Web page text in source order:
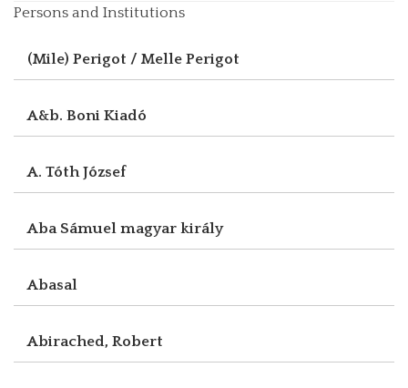
Persons and Institutions
(Mile) Perigot / Melle Perigot
A&b. Boni Kiadó
A. Tóth József
Aba Sámuel magyar király
Abasal
Abirached, Robert